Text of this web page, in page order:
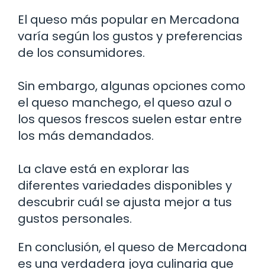
El queso más popular en Mercadona
varía según los gustos y preferencias
de los consumidores.
Sin embargo, algunas opciones como
el queso manchego, el queso azul o
los quesos frescos suelen estar entre
los más demandados.
La clave está en explorar las
diferentes variedades disponibles y
descubrir cuál se ajusta mejor a tus
gustos personales.
En conclusión, el queso de Mercadona
es una verdadera joya culinaria que